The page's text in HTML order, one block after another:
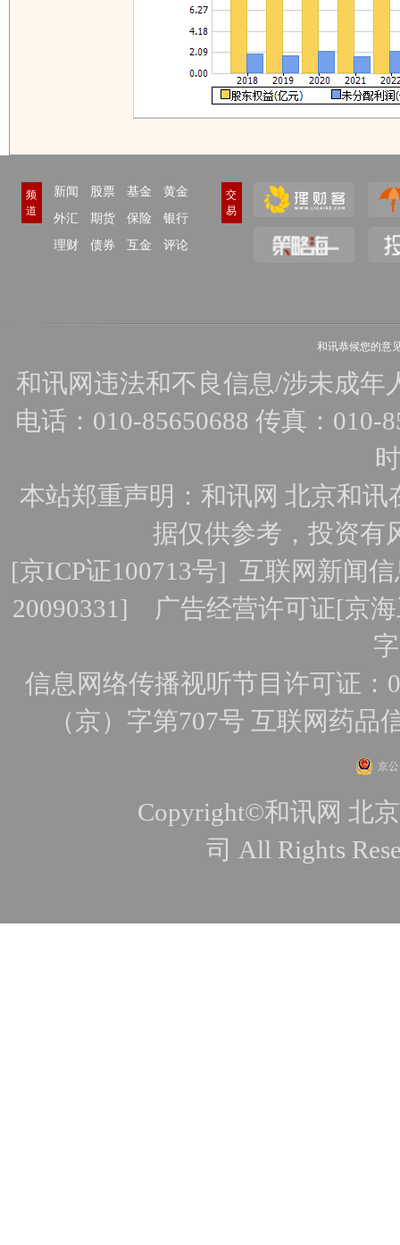
频
道
新闻 股票 基金
黄金
外汇
期货 保险
银行
理财
债券 互金 评论
交
易
和讯恭候您的意
和讯网违法和不良信息/涉未成年
电话：010-85650688 传真：010-
本站郑重声明：和讯网 北京和
据仅供参考，投资有
[京ICP证100713号]互联网新闻
20090331] 广告经营许可证[京
信息网络传播视听节目许可证：
（京）字第707号 互联网药品
京
Copyright©和讯网 北
司 All Rights